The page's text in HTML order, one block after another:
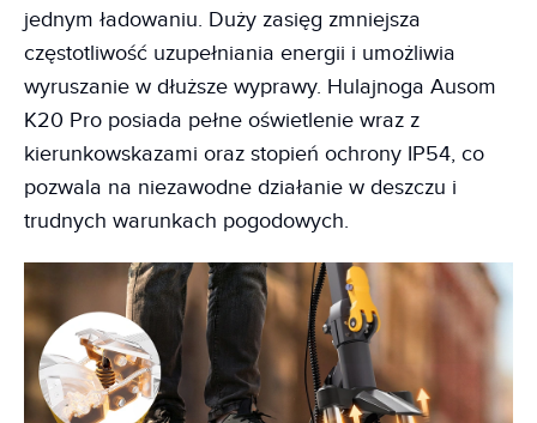
jednym ładowaniu. Duży zasięg zmniejsza
częstotliwość uzupełniania energii i umożliwia
wyruszanie w dłuższe wyprawy. Hulajnoga Ausom
K20 Pro posiada pełne oświetlenie wraz z
kierunkowskazami oraz stopień ochrony IP54, co
pozwala na niezawodne działanie w deszczu i
trudnych warunkach pogodowych.